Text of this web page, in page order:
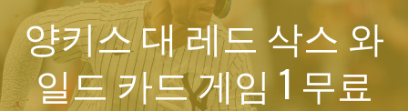
양키스 대 레드 삭스 와
일드 카드 게임 1 무료